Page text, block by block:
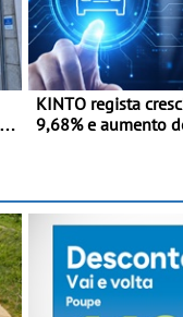
KINTO regista
9,68% e aumento